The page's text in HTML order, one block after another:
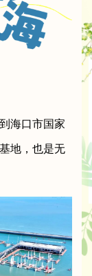
海口市国家
地，也是无